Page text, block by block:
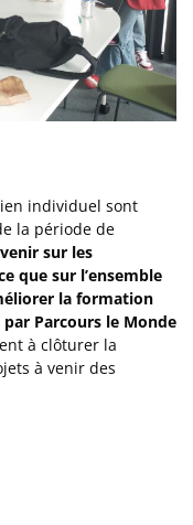
individuel sont
la période de
sur les
que sur l’ensemble
la formation
Parcours le Monde
à clôturer la
à venir des